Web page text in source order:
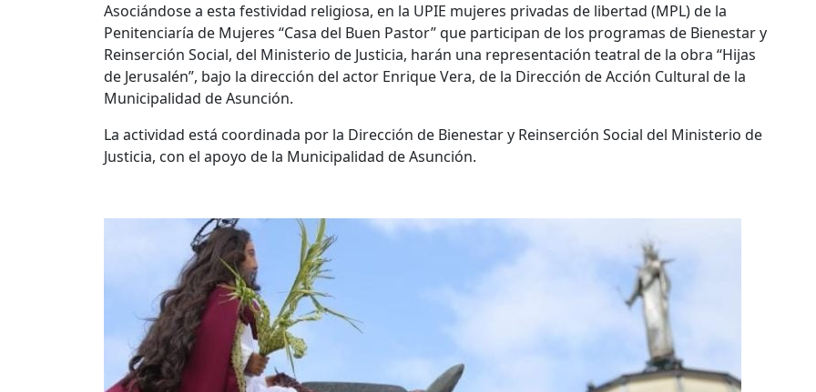
Asociándose a esta festividad religiosa, en la UPIE mujeres privadas de libertad (MPL) de la
Penitenciaría de Mujeres “Casa del Buen Pastor” que participan de los programas de Bienestar y
Reinserción Social, del Ministerio de Justicia, harán una representación teatral de la obra “Hijas
de Jerusalén”, bajo la dirección del actor Enrique Vera, de la Dirección de Acción Cultural de la
Municipalidad de Asunción.
La actividad está coordinada por la Dirección de Bienestar y Reinserción Social del Ministerio de
Justicia, con el apoyo de la Municipalidad de Asunción.